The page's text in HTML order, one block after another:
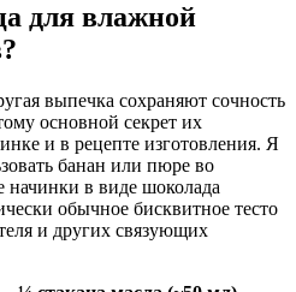
для влажной
выпечка сохраняют сочность
основной секрет их
и в рецепте изготовления. Я
банан или пюре во
в виде шоколада
обычное бисквитное тесто
и других связующих